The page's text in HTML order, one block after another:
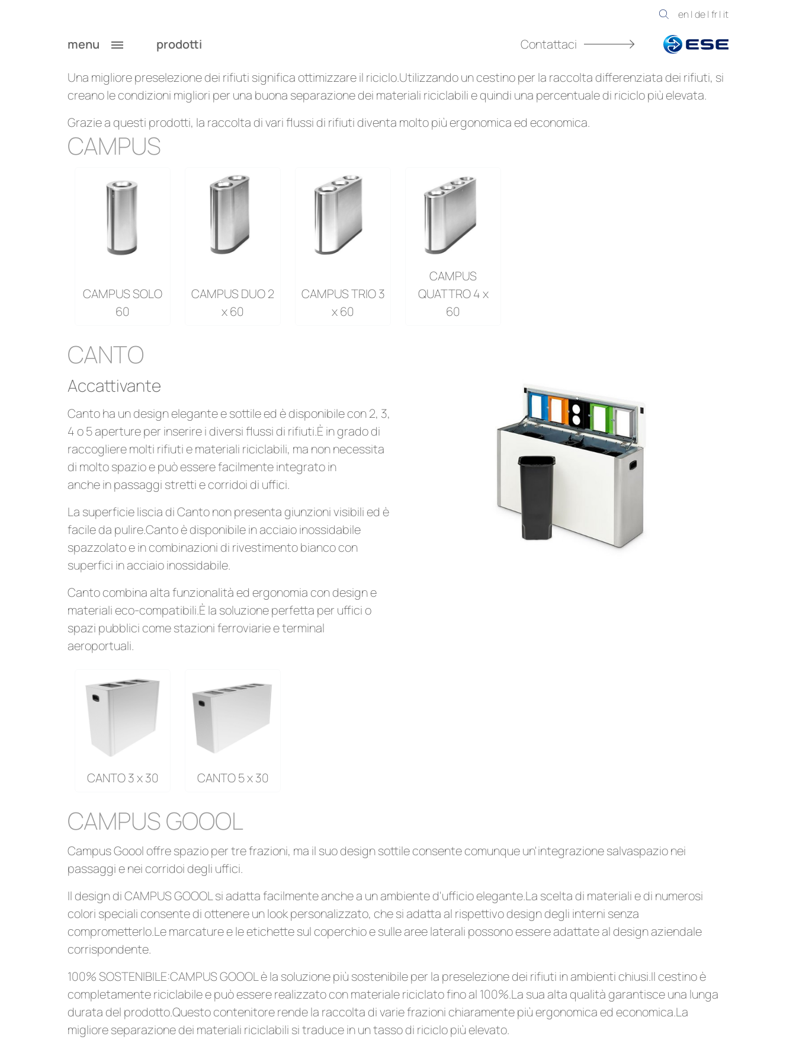
en| de| fr| it
menu prodotti Contattaci
Cestini per la raccolta differenziata
Una migliore preselezione dei rifiuti significa ottimizzare il riciclo.Utilizzando un cestino per la raccolta differenziata dei rifiuti, si
creano le condizioni migliori per una buona separazione dei materiali riciclabili e quindi una percentuale di riciclo più elevata.
Grazie a questi prodotti, la raccolta di vari flussi di rifiuti diventa molto più ergonomica ed economica.
CAMPUS
CAMPUS SOLO
60
CAMPUS DUO 2
x 60
CAMPUS TRIO 3
x 60
CAMPUS
QUATTRO 4 x
60
CANTO
Accattivante
Canto ha un design elegante e sottile ed è disponibile con 2, 3,
4 o 5 aperture per inserire i diversi flussi di rifiuti.È in grado di
raccogliere molti rifiuti e materiali riciclabili, ma non necessita
di molto spazio e può essere facilmente integrato in
anche in passaggi stretti e corridoi di uffici.
La superficie liscia di Canto non presenta giunzioni visibili ed è
facile da pulire.Canto è disponibile in acciaio inossidabile
spazzolato e in combinazioni di rivestimento bianco con
superfici in acciaio inossidabile.
Canto combina alta funzionalità ed ergonomia con design e
materiali eco-compatibili.È la soluzione perfetta per uffici o
spazi pubblici come stazioni ferroviarie e terminal
aeroportuali.
CANTO 3 x 30 CANTO 5 x 30
CAMPUS GOOOL
Campus Goool offre spazio per tre frazioni, ma il suo design sottile consente comunque un'integrazione salvaspazio nei
passaggi e nei corridoi degli uffici.
Il design di CAMPUS GOOOL si adatta facilmente anche a un ambiente d'ufficio elegante.La scelta di materiali e di numerosi
colori speciali consente di ottenere un look personalizzato, che si adatta al rispettivo design degli interni senza
comprometterlo.Le marcature e le etichette sul coperchio e sulle aree laterali possono essere adattate al design aziendale
corrispondente.
100% SOSTENIBILE:CAMPUS GOOOL è la soluzione più sostenibile per la preselezione dei rifiuti in ambienti chiusi.Il cestino è
completamente riciclabile e può essere realizzato con materiale riciclato fino al 100%.La sua alta qualità garantisce una lunga
durata del prodotto.Questo contenitore rende la raccolta di varie frazioni chiaramente più ergonomica ed economica.La
migliore separazione dei materiali riciclabili si traduce in un tasso di riciclo più elevato.